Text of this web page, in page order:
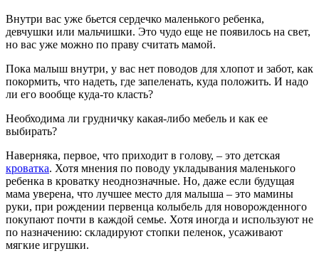
Внутри вас уже бьется сердечко маленького ребенка,
девчушки или мальчишки. Это чудо еще не появилось на свет,
но вас уже можно по праву считать мамой.
Пока малыш внутри, у вас нет поводов для хлопот и забот, как
покормить, что надеть, где запеленать, куда положить. И надо
ли его вообще куда-то класть?
Необходима ли грудничку какая-либо мебель и как ее
выбирать?
Наверняка, первое, что приходит в голову, – это детская
кроватка. Хотя мнения по поводу укладывания маленького
ребенка в кроватку неоднозначные. Но, даже если будущая
мама уверена, что лучшее место для малыша – это мамины
руки, при рождении первенца колыбель для новорожденного
покупают почти в каждой семье. Хотя иногда и используют не
по назначению: складируют стопки пеленок, усаживают
мягкие игрушки.